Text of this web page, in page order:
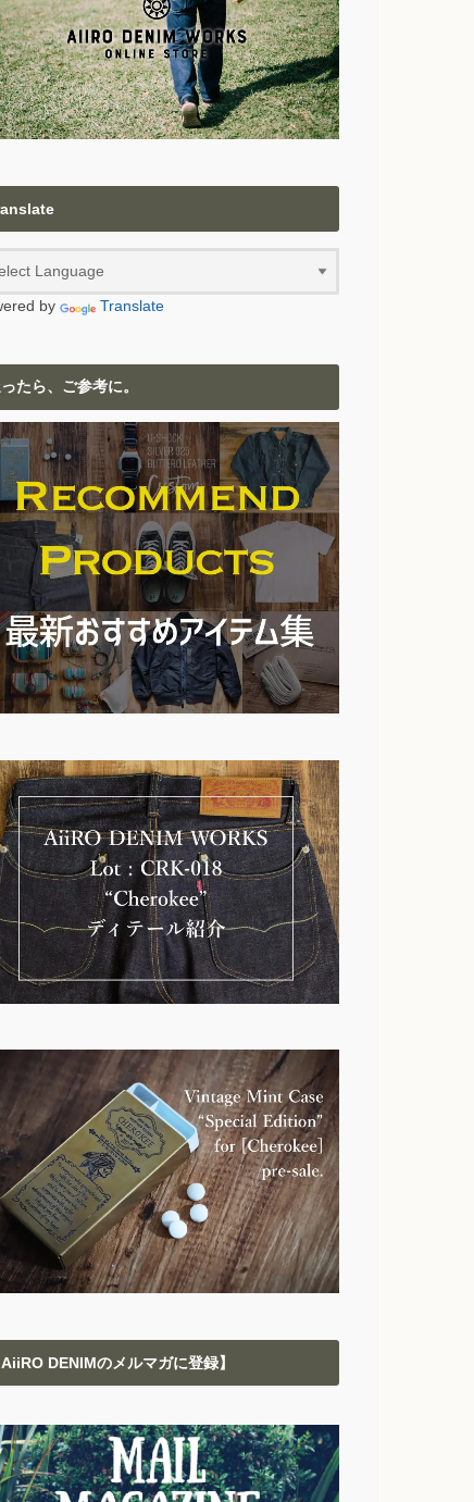
by Translate
たら、ご参考に。
AiiRO DENIMのメルマガに登録】